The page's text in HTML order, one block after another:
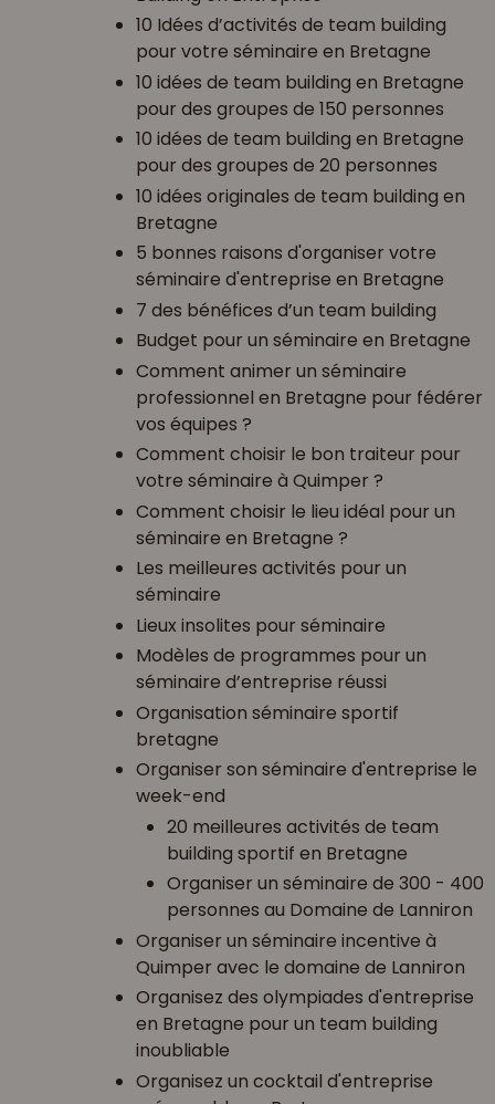
10 Idées d’activités de team building
pour votre séminaire en Bretagne
10 idées de team building en Bretagne
pour des groupes de 150 personnes
10 idées de team building en Bretagne
pour des groupes de 20 personnes
10 idées originales de team building en
Bretagne
5 bonnes raisons d'organiser votre
séminaire d'entreprise en Bretagne
7 des bénéfices d’un team building
Budget pour un séminaire en Bretagne
Comment animer un séminaire
professionnel en Bretagne pour fédérer
vos équipes ?
Comment choisir le bon traiteur pour
votre séminaire à Quimper ?
Comment choisir le lieu idéal pour un
séminaire en Bretagne ?
Les meilleures activités pour un
séminaire
Lieux insolites pour séminaire
Modèles de programmes pour un
séminaire d’entreprise réussi
Organisation séminaire sportif
bretagne
Organiser son séminaire d'entreprise le
week-end
20 meilleures activités de team
building sportif en Bretagne
Organiser un séminaire de 300 - 400
personnes au Domaine de Lanniron
Organiser un séminaire incentive à
Quimper avec le domaine de Lanniron
Organisez des olympiades d'entreprise
en Bretagne pour un team building
inoubliable
Organisez un cocktail d'entreprise